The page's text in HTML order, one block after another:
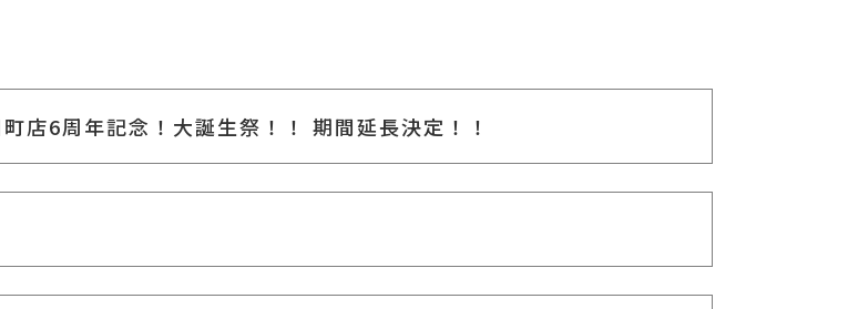
店6周年記念！大誕生祭！！ 期間延長決定！！